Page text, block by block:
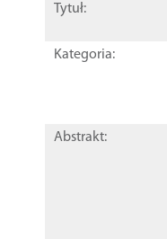
Tytuł:
Kategoria:
Abstrakt: